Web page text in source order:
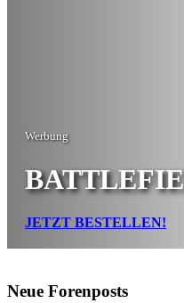
Werbung
JETZT BESTELLEN!
Neue Forenposts